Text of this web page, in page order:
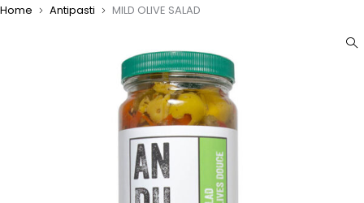
Home Antipasti MILD OLIVE SALAD